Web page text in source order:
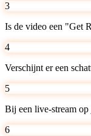
3
Is de video een "Get
4
Verschijnt er een
5
Bij een live-stream op
6